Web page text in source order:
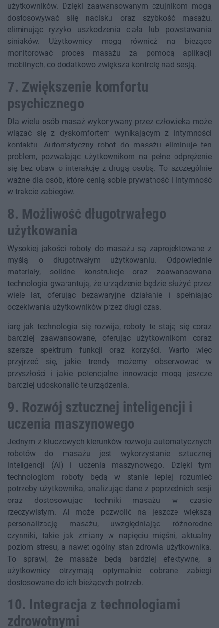
użytkowników. Dzięki zaawansowanym czujnikom mogą
dostosowywać siłę nacisku oraz szybkość masażu,
eliminując ryzyko uszkodzenia ciała lub powstawania
siniaków. Użytkownicy mogą również na bieżąco
monitorować proces masażu za pomocą aplikacji
mobilnych, co dodatkowo zwiększa kontrolę nad sesją.
7. Zwiększenie komfortu
psychicznego
Dla wielu osób masaż wykonywany przez człowieka może
wiązać się z dyskomfortem wynikającym z intymności
kontaktu. Automatyczny robot do masażu eliminuje ten
problem, pozwalając użytkownikom na pełne odprężenie
się bez obaw o interakcję z drugą osobą. To szczególnie
ważne dla osób, które cenią sobie prywatność i intymność
w trakcie zabiegów.
8. Możliwość długotrwałego
użytkowania
Wysokiej jakości roboty do masażu są zaprojektowane z
myślą o długotrwałym użytkowaniu. Odpowiednie
materiały, solidne konstrukcje oraz zaawansowana
technologia gwarantują, że urządzenie będzie służyć przez
wiele lat, oferując bezawaryjne działanie i spełniając
oczekiwania użytkowników przez długi czas.
iarę jak technologia się rozwija, roboty te stają się coraz
bardziej zaawansowane, oferując użytkownikom coraz
szersze spektrum funkcji oraz korzyści. Warto więc
przyjrzeć się, jakie trendy możemy obserwować w
przyszłości i jakie potencjalne innowacje mogą jeszcze
bardziej udoskonalić te urządzenia.
9. Rozwój sztucznej inteligencji i
uczenia maszynowego
Jednym z kluczowych kierunków rozwoju automatycznych
robotów do masażu jest wykorzystanie sztucznej
inteligencji (AI) i uczenia maszynowego. Dzięki tym
technologiom roboty będą w stanie lepiej rozumieć
potrzeby użytkownika, analizując dane z poprzednich sesji
oraz dostosowując techniki masażu w czasie
rzeczywistym. AI może pozwolić na jeszcze większą
personalizację masażu, uwzględniając różnorodne
czynniki, takie jak zmiany w napięciu mięśni, aktualny
poziom stresu, a nawet ogólny stan zdrowia użytkownika.
To sprawi, że masaże będą bardziej efektywne, a
użytkownicy otrzymają optymalnie dobrane zabiegi
dostosowane do ich bieżących potrzeb.
10. Integracja z technologiami
zdrowotnymi